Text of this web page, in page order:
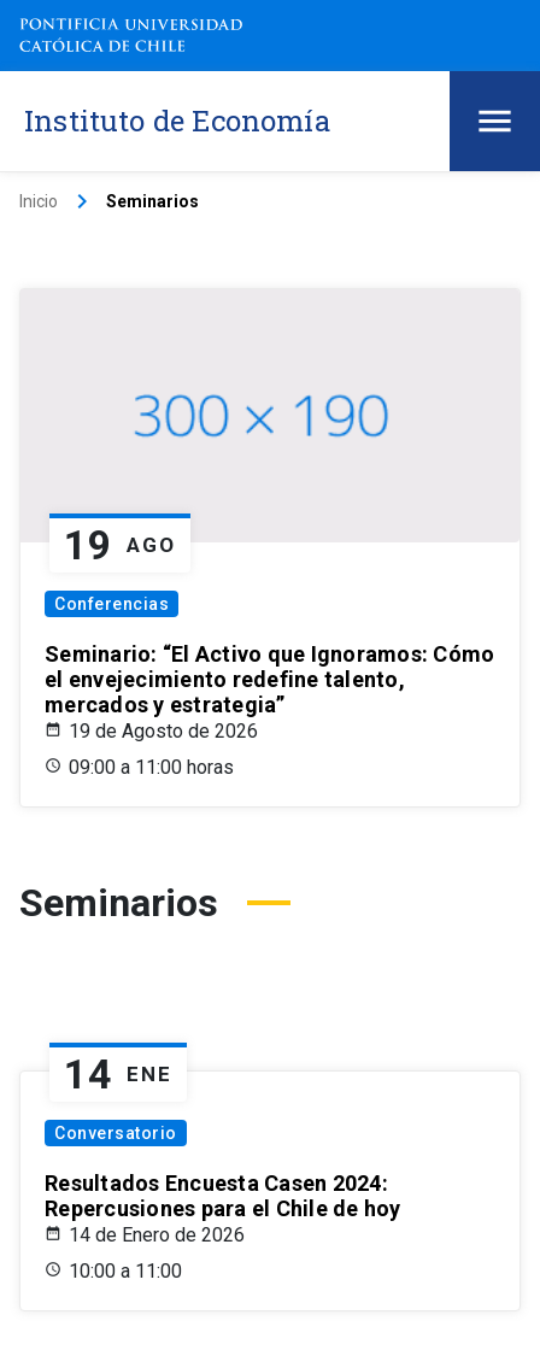
Instituto de Economía
Inicio keyboard_arrow_right Seminarios
19 AGO
Conferencias
Seminario: “El Activo que Ignoramos: Cómo
el envejecimiento redefine talento,
mercados y estrategia”
19 de Agosto de 2026
09:00 a 11:00 horas
Seminarios
14 ENE
Conversatorio
Resultados Encuesta Casen 2024:
Repercusiones para el Chile de hoy
14 de Enero de 2026
10:00 a 11:00